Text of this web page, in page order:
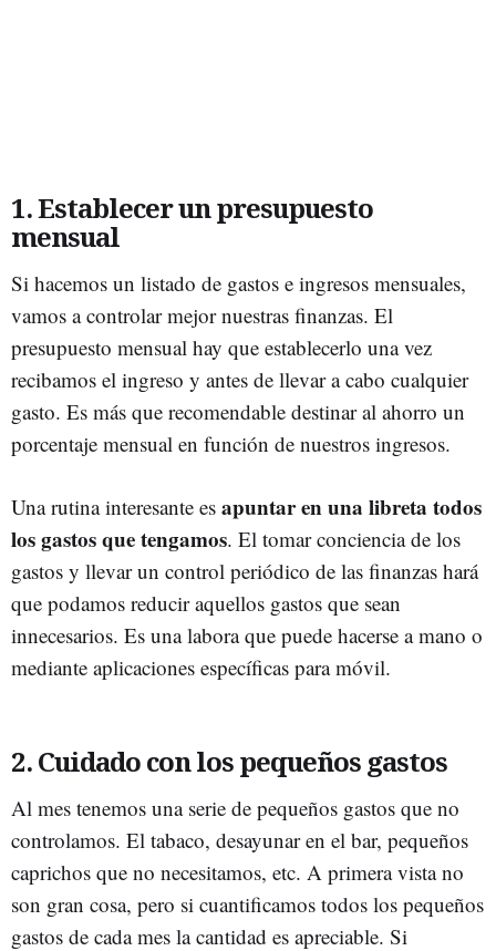
1. Establecer un presupuesto
mensual
Si hacemos un listado de gastos e ingresos mensuales,
vamos a controlar mejor nuestras finanzas. El
presupuesto mensual hay que establecerlo una vez
recibamos el ingreso y antes de llevar a cabo cualquier
gasto. Es más que recomendable destinar al ahorro un
porcentaje mensual en función de nuestros ingresos.
Una rutina interesante es apuntar en una libreta todos
los gastos que tengamos. El tomar conciencia de los
gastos y llevar un control periódico de las finanzas hará
que podamos reducir aquellos gastos que sean
innecesarios. Es una labora que puede hacerse a mano o
mediante aplicaciones específicas para móvil.
2. Cuidado con los pequeños gastos
Al mes tenemos una serie de pequeños gastos que no
controlamos. El tabaco, desayunar en el bar, pequeños
caprichos que no necesitamos, etc. A primera vista no
son gran cosa, pero si cuantificamos todos los pequeños
gastos de cada mes la cantidad es apreciable. Si